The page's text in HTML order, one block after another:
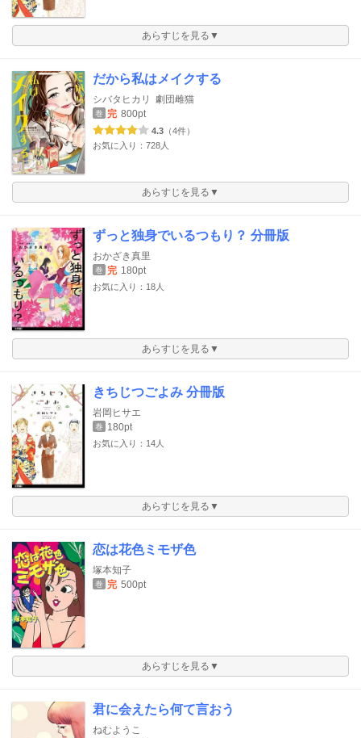
あらすじを見る▼
だから私はメイクする
シバタヒカリ 劇団雌猫
巻 完 800pt
4.3 （4件）
お気に入り：728人
あらすじを見る▼
ずっと独身でいるつもり？ 分冊版
おかざき真里
巻 完 180pt
お気に入り：18人
あらすじを見る▼
きちじつごよみ 分冊版
岩岡ヒサエ
巻 180pt
お気に入り：14人
あらすじを見る▼
恋は花色ミモザ色
塚本知子
巻 完 500pt
あらすじを見る▼
君に会えたら何て言おう
ねむようこ